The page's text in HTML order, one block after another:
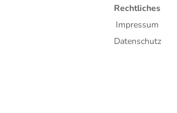
Rechtliches
Impressum
Datenschutz